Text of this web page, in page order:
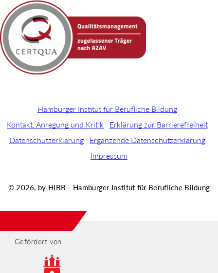
Hamburger Institut für Berufliche Bildung
Kontakt, Anregung und Kritik
Erklärung zur Barrierefreiheit
Datenschutzerklärung
Ergänzende Datenschutzerklärung
Impressum
© 2026, by HIBB - Hamburger Institut für Berufliche Bildung
Gefördert von